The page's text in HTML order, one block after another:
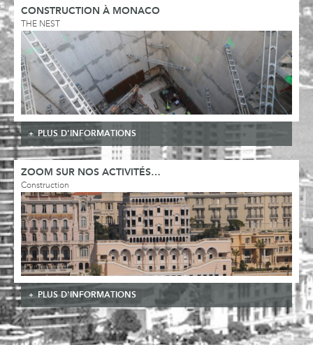
CONSTRUCTION À MONACO
THE NEST
PLUS D'INFORMATIONS
ZOOM SUR NOS ACTIVITÉS…
Construction
PLUS D'INFORMATIONS